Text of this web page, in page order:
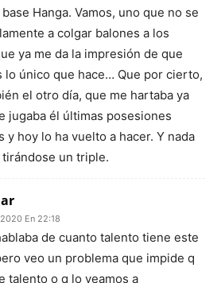
Hanga. Vamos, uno que no se
a colgar balones a los
ya me da la impresión de que
lo único que hace… Que por cierto,
el otro día, que me hartaba ya
jugaba él últimas posesiones
y hoy lo ha vuelto a hacer. Y nada
un triple.
En 22:18
de cuanto talento tiene este
veo un problema que impide q
talento o q lo veamos a